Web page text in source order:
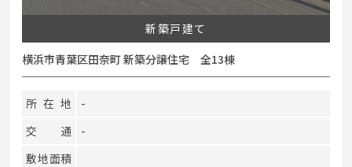
新築戸建て
横浜市青葉区田奈町 新築分譲住宅 全13棟
所在地
-
交通
-
敷地面積